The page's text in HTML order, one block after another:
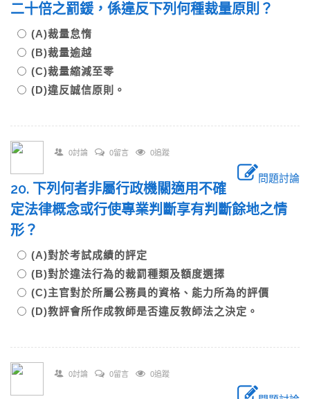
二十倍之罰鍰，係違反下列何種裁量原則？
(A)裁量怠惰
(B)裁量逾越
(C)裁量縮減至零
(D)違反誠信原則。
0討論 0留言 0追蹤
問題討論
20. 下列何者非屬行政機關適用不確
定法律概念或行使專業判斷享有判斷餘地之情
形？
(A)對於考試成績的評定
(B)對於違法行為的裁罰種類及額度選擇
(C)主官對於所屬公務員的資格、能力所為的評價
(D)教評會所作成教師是否違反教師法之決定。
0討論 0留言 0追蹤